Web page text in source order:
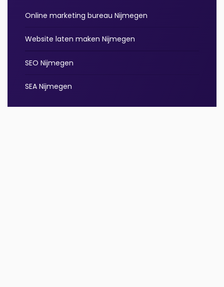
Online marketing bureau Nijmegen
Website laten maken Nijmegen
SEO Nijmegen
SEA Nijmegen